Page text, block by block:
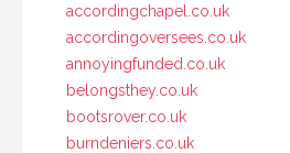
accordingchapel.co.uk
accordingoversees.co.uk
annoyingfunded.co.uk
belongsthey.co.uk
bootsrover.co.uk
burndeniers.co.uk